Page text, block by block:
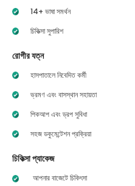
14+ ভাষা সমর্থন
চিকিত্সা সুপারিশ
রোগীর যত্ন
হাসপাতালে নিবেদিত কর্মী
ভ্রমণ এবং বাসস্থান সহায়তা
পিকআপ এবং ড্রপ সুবিধা
সহজ ডকুমেন্টেশন প্রক্রিয়া
চিকিত্সা প্যাকেজ
আপনার বাজেটে চিকিৎসা